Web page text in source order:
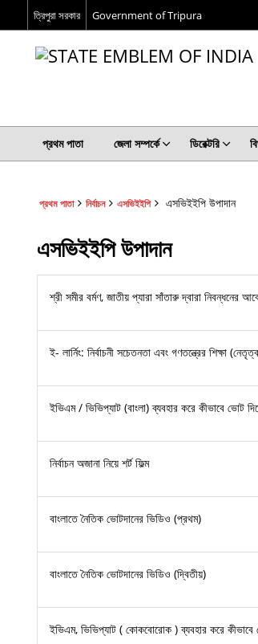
ত্রিপুরা সরকার Government of Tripura
প্রথম পাতা জেলা সম্পর্কে ডিরেক্টরি
প্রথম পাতা নির্বাচন এসভিইইপি এসভিইইপি উপাদান
এসভিইইপি উপাদান
শ্রী সমীর বর্মণ, জাতীয় প্যারা সাঁতারু দ্বারা নিবন্ধনের
ই- লার্নিং: নির্বাচনী সচেতনতা এবং গণতন্ত্রের শিক্ষা
ইভিএম / ভিভিপ্যাট (বাংলা) ব্যবহার করে কীভাবে ভোট
নির্বাচন অজানা নিয়ে শর্ট ফিল্ম
বাংলাতে নৈতিক ভোটদানের ভিডিও (প্রথম)
বাংলাতে নৈতিক ভোটদানের ভিডিও (দ্বিতীয়)
ইভিএম, ভিভিপ্যাট ( কোকবোরোক ) ব্যবহার করে কীভাবে